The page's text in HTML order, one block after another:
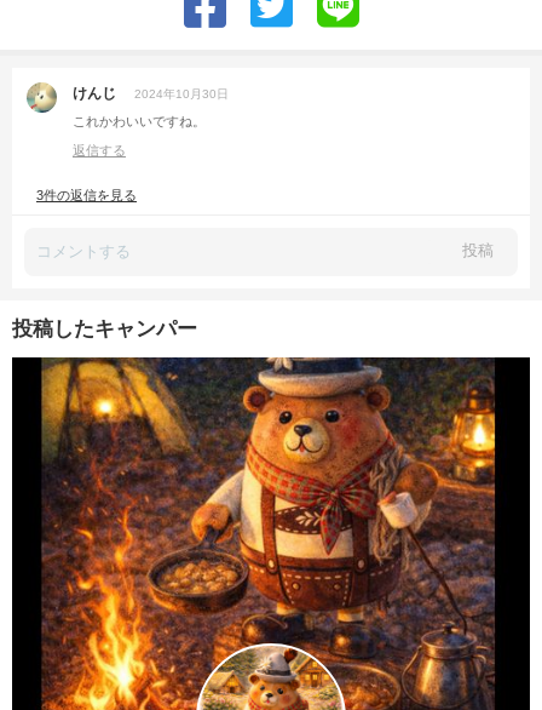
けんじ 2024年10月30日
これかわいいですね。
返信する
3件の返信を見る
投稿
投稿したキャンパー